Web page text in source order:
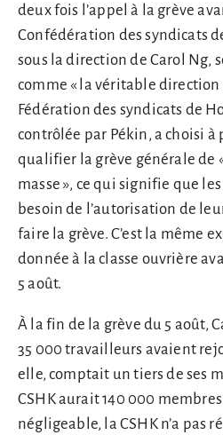
deux fois l’appel à la grève
Confédération des syndicats
sous la direction de Carol Ng,
comme « la véritable direction
Fédération des syndicats de
contrôlée par Pékin, a choisi à
qualifier la grève générale de
masse », ce qui signifie que
besoin de l’autorisation de
faire la grève. C’est la même
donnée à la classe ouvrière
5 août.
À la fin de la grève du 5 août,
35 000 travailleurs avaient
elle, comptait un tiers de ses
CSHK aurait 140 000 membres
négligeable, la CSHK n’a pas